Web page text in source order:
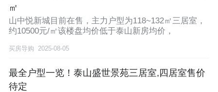
㎡
山中悦新城目前在售，主力户型为118~132㎡三居室，
约10500元/㎡该楼盘均价低于泰山新房均价，
买房导购 2025-08-05
最全户型一览！泰山盛世景苑三居室,四居室售价
待定